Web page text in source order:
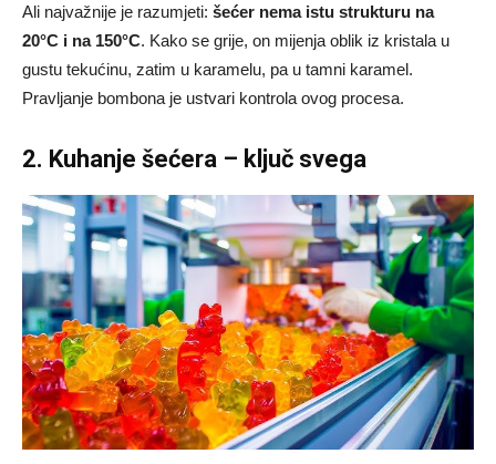
Ali najvažnije je razumjeti: šećer nema istu strukturu na
20°C i na 150°C. Kako se grije, on mijenja oblik iz kristala u
gustu tekućinu, zatim u karamelu, pa u tamni karamel.
Pravljanje bombona je ustvari kontrola ovog procesa.
2. Kuhanje šećera – ključ svega